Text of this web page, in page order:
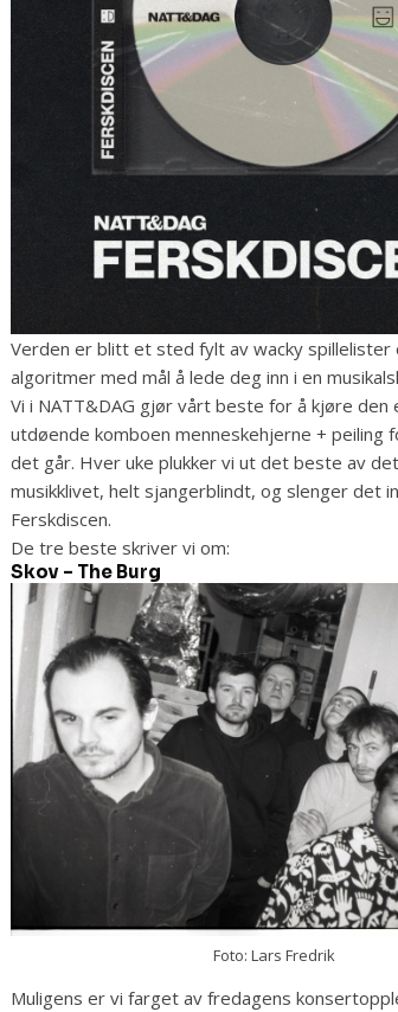
Verden er blitt et sted fylt av wacky spillelister
algoritmer med mål å lede deg inn i en
Vi i NATT&DAG gjør vårt beste for å kjøre
utdøende komboen menneskehjerne + peiling
det går. Hver uke plukker vi ut det beste av
musikklivet, helt sjangerblindt, og slenger det
Ferskdiscen.
De tre beste skriver vi om:
Skov – The Burg
Foto: Lars Fredrik
Muligens er vi farget av fredagens